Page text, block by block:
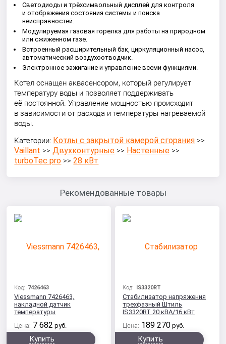
Светодиоды и трёхсимвольный дисплей для контроля
и отображения состояния системы и поиска
неисправностей.
Модулируемая газовая горелка для работы на природном
или сжиженном газе.
Встроенный расширительный бак, циркуляционный насос,
автоматический воздухоотводчик.
Электронное зажигание и управление всеми функциями.
Котел оснащен аквасенсором, который регулирует
температуру воды и позволяет поддерживать
её постоянной. Управление мощностью происходит
в зависимости от расхода и температуры нагреваемой
воды.
Категории: Котлы с закрытой камерой сгорания >>
Vaillant >>Двухконтурные >> Настенные >>
turboTec pro >>28 кВт
Рекомендованные товары
Код: 7426463
Viessmann 7426463,
накладной датчик
температуры
Цена: 7 682 руб.
Купить
Код: IS3320RT
Стабилизатор напряжения
трехфазный Штиль
IS3320RT 20 кВА/16 кВт
Цена: 189 270 руб.
Купить